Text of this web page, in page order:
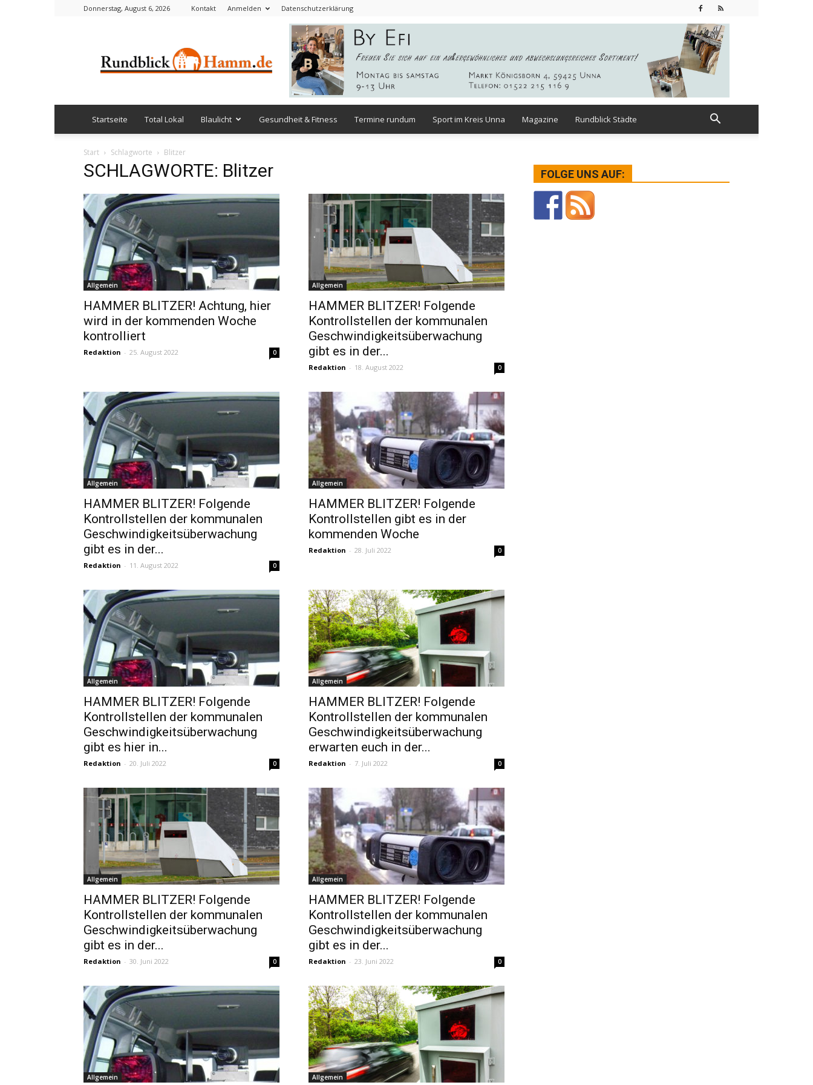
Donnerstag, August 6, 2026 Kontakt Anmelden Datenschutzerklärung
Startseite Total Lokal Blaulicht Gesundheit & Fitness Termine rundum Sport im Kreis Unna Magazine Rundblick Städte
Start Schlagworte Blitzer
SCHLAGWORTE: Blitzer
Allgemein
HAMMER BLITZER! Achtung, hier
wird in der kommenden Woche
kontrolliert
Redaktion - 25. August 2022 0
Allgemein
HAMMER BLITZER! Folgende
Kontrollstellen der kommunalen
Geschwindigkeitsüberwachung
gibt es in der...
Redaktion - 18. August 2022 0
Allgemein
HAMMER BLITZER! Folgende
Kontrollstellen der kommunalen
Geschwindigkeitsüberwachung
gibt es in der...
Redaktion - 11. August 2022 0
Allgemein
HAMMER BLITZER! Folgende
Kontrollstellen gibt es in der
kommenden Woche
Redaktion - 28. Juli 2022 0
Allgemein
HAMMER BLITZER! Folgende
Kontrollstellen der kommunalen
Geschwindigkeitsüberwachung
gibt es hier in...
Redaktion - 20. Juli 2022 0
Allgemein
HAMMER BLITZER! Folgende
Kontrollstellen der kommunalen
Geschwindigkeitsüberwachung
erwarten euch in der...
Redaktion - 7. Juli 2022 0
Allgemein
HAMMER BLITZER! Folgende
Kontrollstellen der kommunalen
Geschwindigkeitsüberwachung
gibt es in der...
Redaktion - 30. Juni 2022 0
Allgemein
HAMMER BLITZER! Folgende
Kontrollstellen der kommunalen
Geschwindigkeitsüberwachung
gibt es in der...
Redaktion - 23. Juni 2022 0
Allgemein Allgemein
FOLGE UNS AUF: